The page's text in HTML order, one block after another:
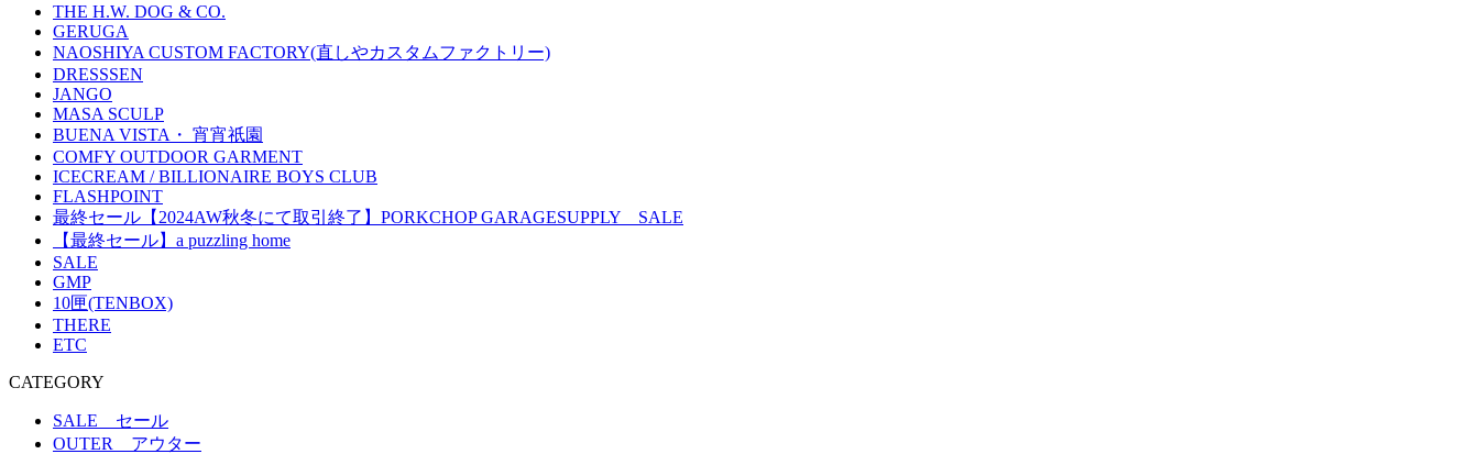
THE H.W. DOG & CO.
GERUGA
NAOSHIYA CUSTOM FACTORY(直しやカスタムファクトリー)
DRESSSEN
JANGO
MASA SCULP
BUENA VISTA・ 宵宵祇園
COMFY OUTDOOR GARMENT
ICECREAM / BILLIONAIRE BOYS CLUB
FLASHPOINT
最終セール【2024AW秋冬にて取引終了】PORKCHOP GARAGESUPPLY SALE
【最終セール】a puzzling home
SALE
GMP
10匣(TENBOX)
THERE
ETC
CATEGORY
SALE セール
OUTER アウター